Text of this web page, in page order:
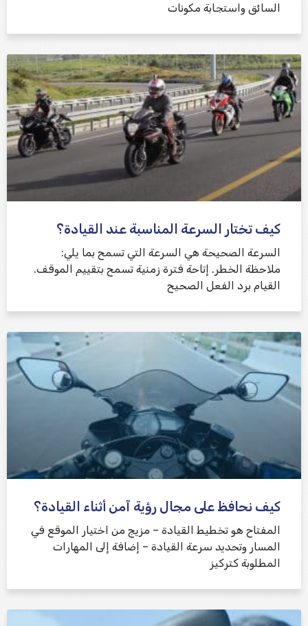
السائق واستجابة مكونات
كيف تختار السرعة المناسبة عند القيادة؟
السرعة الصحيحة هي السرعة التي تسمح بما يلي:
ملاحظة الخطر. إتاحة فترة زمنية تسمح بتقييم الموقف.
القيام برد الفعل الصحيح
كيف نحافظ على مجال رؤية آمن أثناء القيادة؟
المفتاح هو تخطيط القيادة – مزيج من اختيار الموقع في
المسار وتحديد سرعة القيادة – إضافة إلى المهارات
المطلوبة كتركيز